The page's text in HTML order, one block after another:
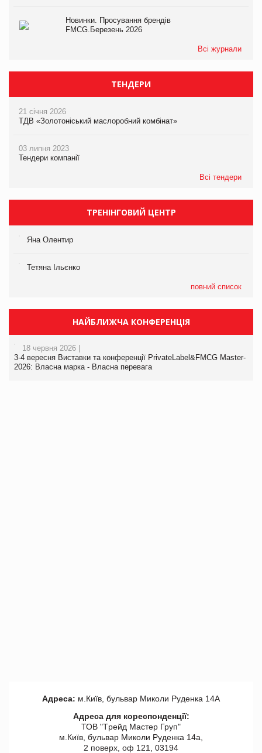
Новинки. Просування брендів
FMCG.Березень 2026
Всі журнали
ТЕНДЕРИ
21 січня 2026
ТДВ «Золотоніський маслоробний комбінат»
03 липня 2023
Тендери компанії
Всі тендери
ТРЕНІНГОВИЙ ЦЕНТР
Яна Олентир
Тетяна Ільєнко
повний список
НАЙБЛИЖЧА КОНФЕРЕНЦІЯ
18 червня 2026 |
3-4 вересня Виставки та конференції PrivateLabel&FMCG Master-
2026: Власна марка - Власна перевага
Адреса: м.Київ, бульвар Миколи Руденка 14А
Адреса для кореспонденції:
ТОВ "Tрейд Мастер Груп"
м.Київ, бульвар Миколи Руденка 14а,
2 поверх, оф 121, 03194